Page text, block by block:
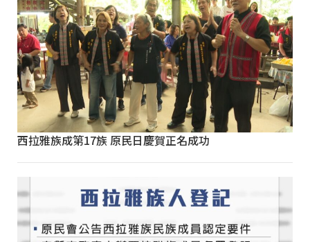
西拉雅族成第17族 原民日慶賀正名成功